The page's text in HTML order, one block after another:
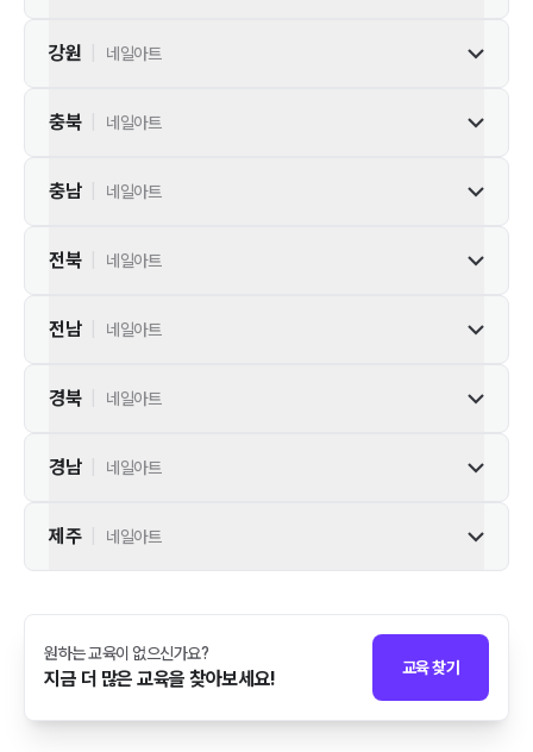
강원 네일아트
충북 네일아트
충남 네일아트
전북 네일아트
전남 네일아트
경북 네일아트
경남 네일아트
제주 네일아트
원하는 교육이 없으신가요?
지금 더 많은 교육을 찾아보세요! 교육 찾기